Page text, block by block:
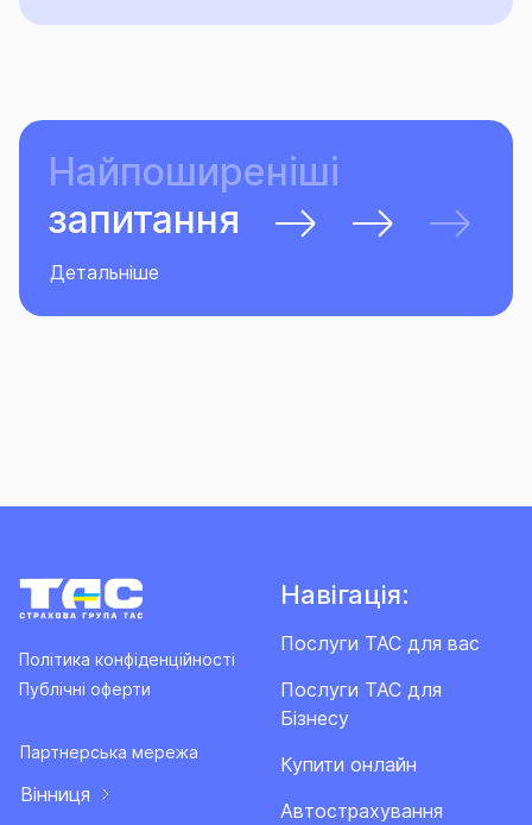
Найпоширеніші
запитання
Детальніше
Політика конфіденційності
Публічні оферти
Партнерська мережа
Вінниця
Навігація:
Послуги ТАС для вас
Послуги ТАС для
Бізнесу
Купити онлайн
Автострахування